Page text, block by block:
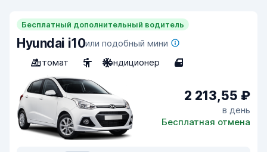
Бесплатный дополнительный водитель
Hyundai i10или подобный мини
Автомат
5 Кондиционер 4
2 213,55 ₽
в день
Бесплатная отмена